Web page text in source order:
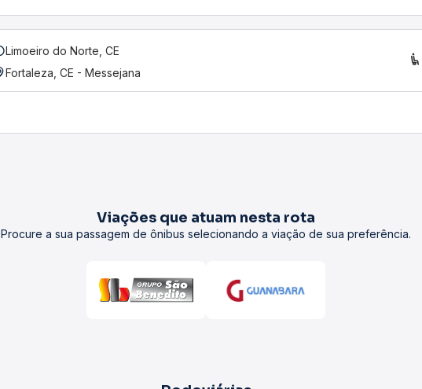
Limoeiro do Norte, CE
Fortaleza, CE - Messejana
Viações que atuam nesta rota
Procure a sua passagem de ônibus selecionando a viação de sua preferência.